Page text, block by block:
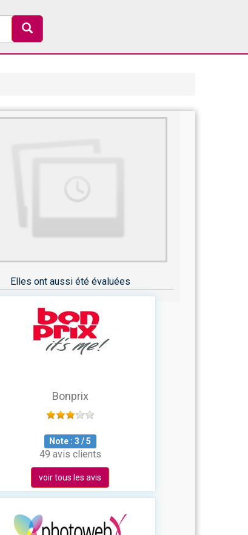
Elles ont aussi été évaluées
Bonprix
Note :3 /5
49 avis clients
voir tous les avis